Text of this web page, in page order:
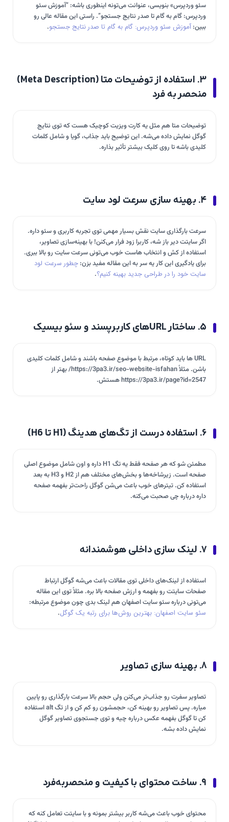
سئو وردپرس» بنویسی، عنوانت می‌تونه اینطوری باشه: “آموزش سئو
وردپرس: گام به گام تا صدر نتایج جستجو”. راستی این مقاله عالی رو
ببین:آموزش سئو وردپرس: گام به گام تا صدر نتایج جستجو.
۳. استفاده از توضیحات متا (Meta Description)
منحصر به فرد
توضیحات متا هم مثل یه کارت ویزیت کوچیک هست که توی نتایج
گوگل نمایش داده می‌شه. این توضیح باید جذاب، گویا و شامل کلمات
کلیدی باشه تا روی کلیک بیشتر تأثیر بذاره.
۴. بهینه سازی سرعت لود سایت
سرعت بارگذاری سایت نقش بسیار مهمی توی تجربه کاربری و سئو داره.
اگر سایتت دیر باز شه، کاربرا زود فرار می‌کنن! با بهینه‌سازی تصاویر،
استفاده از کش و انتخاب هاست خوب می‌تونی سرعت سایت رو بالا ببری.
برای یادگیری این کار یه سر به این مقاله مفید بزن:چطور سرعت لود
سایت خود را در طراحی جدید بهینه کنیم؟.
۵. ساختار URLهای کاربرپسند و سئو بیسیک
URL ها باید کوتاه، مرتبط با موضوع صفحه باشند و شامل کلمات کلیدی
باشن. مثلاً https://3pa3.ir/seo-website-isfahan/ بهتر از
https://3pa3.ir/page?id=2547 هستش.
۶. استفاده درست از تگ‌های هدینگ (H1 تا H6)
مطمئن شو که هر صفحه فقط یه تگ H1 داره و اون شامل موضوع اصلی
صفحه است. زیرشاخه‌ها و بخش‌های مختلف هم از H2 و H3 به بعد
استفاده کن. تیترهای خوب باعث می‌شن گوگل راحت‌تر بفهمه صفحه
داره درباره چی صحبت می‌کنه.
۷. لینک سازی داخلی هوشمندانه
استفاده از لینک‌های داخلی توی مقالات باعث می‌شه گوگل ارتباط
صفحات سایتت رو بفهمه و ارزش صفحه بالا بره. مثلاً توی این مقاله
می‌تونی درباره سئو سایت اصفهان هم لینک بدی چون موضوع مرتبطه:
سئو سایت اصفهان: بهترین روش‌ها برای رتبه یک گوگل.
۸. بهینه سازی تصاویر
تصاویر سفرت رو جذاب‌تر می‌کنن ولی حجم بالا سرعت بارگذاری رو پایین
میاره. پس تصاویر رو بهینه کن، حجمشون رو کم کن و از تگ alt استفاده
کن تا گوگل بفهمه عکس درباره چیه و توی جستجوی تصاویر گوگل
نمایش داده بشه.
۹. ساخت محتوای با کیفیت و منحصربه‌فرد
محتوای خوب باعث می‌شه کاربر بیشتر بمونه و با سایتت تعامل کنه که